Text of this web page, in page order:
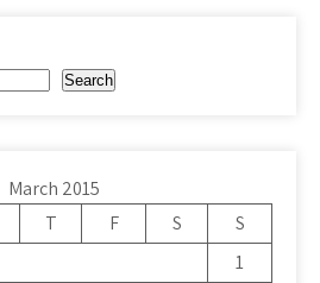
Search
March 2015
T F S
S
1